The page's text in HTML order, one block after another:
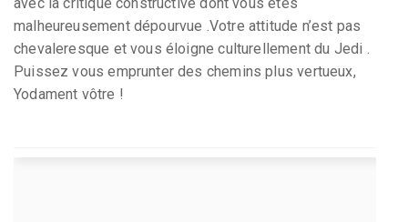
avec la critique constructive dont vous êtes
malheureusement dépourvue .Votre attitude n’est pas
chevaleresque et vous éloigne culturellement du Jedi .
Puissez vous emprunter des chemins plus vertueux,
Yodament vôtre !